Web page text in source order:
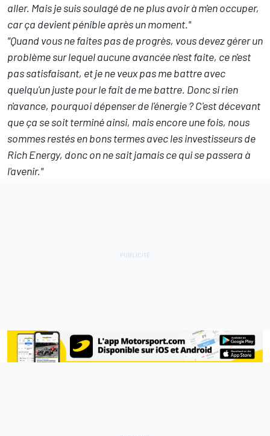
aller. Mais je suis soulagé de ne plus avoir à m'en occuper,
car ça devient pénible après un moment."
"Quand vous ne faites pas de progrès, vous devez gérer un
problème sur lequel aucune avancée n'est faite, ce n'est
pas satisfaisant, et je ne veux pas me battre avec
quelqu'un juste pour le fait de me battre. Donc si rien
n'avance, pourquoi dépenser de l'énergie ? C'est décevant
que ça se soit terminé ainsi, mais encore une fois, nous
sommes restés en bons termes avec les investisseurs de
Rich Energy, donc on ne sait jamais ce qui se passera à
l'avenir."